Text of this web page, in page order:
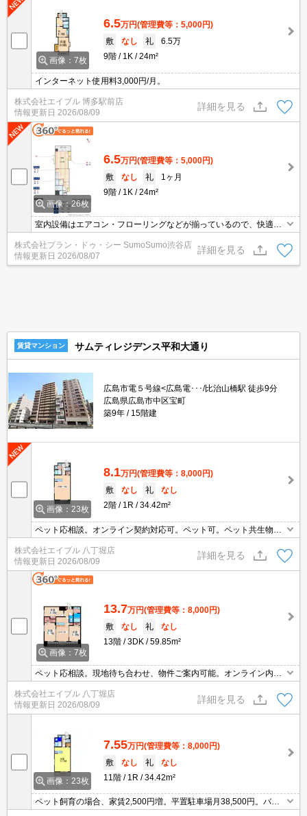
画像：7枚
6.5万円(管理費等：5,000円)
敷
なし 礼
6.5万
9階
1K 24m²
インターネット使用料3,000円/月。
株式会社エイブル 博多駅前店
情報更新日 2026/08/09
詳細を見る
画像：26枚
6.5万円(管理費等：5,000円)
敷
なし 礼
1ヶ月
9階
1K 24m²
室内設備はエアコン・フローリングなどが揃っているので、快適に
過ごしやすいお部屋になります。収納はクロゼット・シューズボッ
クスなど豊富なので、衣類や履き物の整理がしやすく便利です。セ
キュリティ面は、TVインターホン・オートロックなど充実している
ので、防犯対策もばっちりです。居住者用の駐輪場が付いている物
株式会社プラン・ドゥ・シー SumoSumo渋谷店
情報更新日 2026/08/07
詳細を見る
賃貸マンション サムティレジデンス平和大通り
広島市電５号線<広島電･･･/比治山橋駅 徒歩9分
広島県広島市中区宝町
築9年
15階建
画像：23枚
8.1万円(管理費等：8,000円)
敷
なし 礼
なし
2階
1R 34.42m²
ペット応相談。オンライン契約対応可。ペット可。ペット共生物
件。保証会社加入要(初回、賃料の50%、更新保証料12,000円)。
株式会社エイブル 八丁堀店
情報更新日 2026/08/09
詳細を見る
画像：7枚
13.7万円(管理費等：8,000円)
敷
なし 礼
なし
13階
3DK 59.85m²
ペット応相談。現地待ち合わせ、物件ご案内可能。オンライン内見
500円。
株式会社エイブル 八丁堀店
情報更新日 2026/08/09
詳細を見る
画像：23枚
7.55万円(管理費等：8,000円)
敷
なし 礼
なし
11階
1R 34.42m²
ペット飼育の場合、家賃2,500円増。平置駐車場月38,500円。バイ